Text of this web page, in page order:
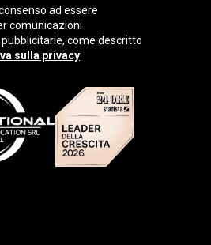
ad essere
comunicazioni
come descritto
sulla privacy